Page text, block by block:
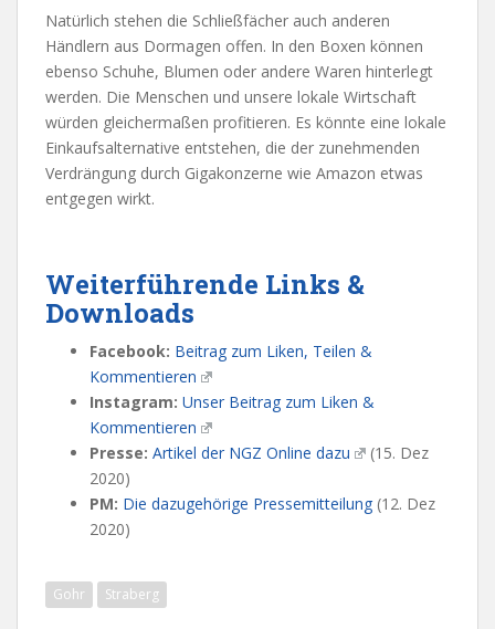
Natürlich stehen die Schließfächer auch anderen
Händlern aus Dormagen offen. In den Boxen können
ebenso Schuhe, Blumen oder andere Waren hinterlegt
werden. Die Menschen und unsere lokale Wirtschaft
würden gleichermaßen profitieren. Es könnte eine lokale
Einkaufsalternative entstehen, die der zunehmenden
Verdrängung durch Gigakonzerne wie Amazon etwas
entgegen wirkt.
Weiterführende Links &
Downloads
Facebook: Beitrag zum Liken, Teilen &
Kommentieren
Instagram: Unser Beitrag zum Liken &
Kommentieren
Presse: Artikel der NGZ Online dazu
(15. Dez
2020)
PM: Die dazugehörige Pressemitteilung (12. Dez
2020)
Gohr Straberg